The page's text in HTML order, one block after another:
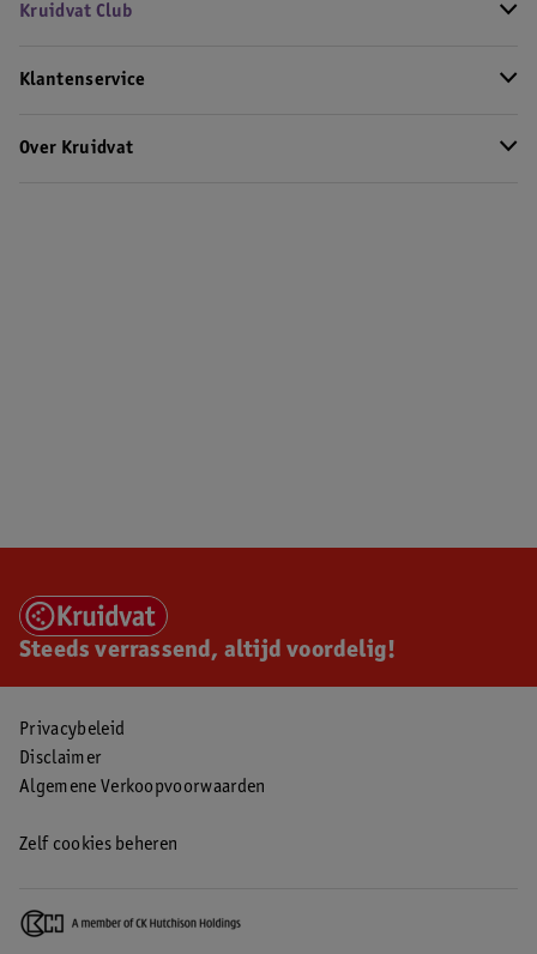
Kruidvat Club
Klantenservice
Over Kruidvat
Steeds verrassend, altijd voordelig!
Privacybeleid
Disclaimer
Algemene Verkoopvoorwaarden
Zelf cookies beheren